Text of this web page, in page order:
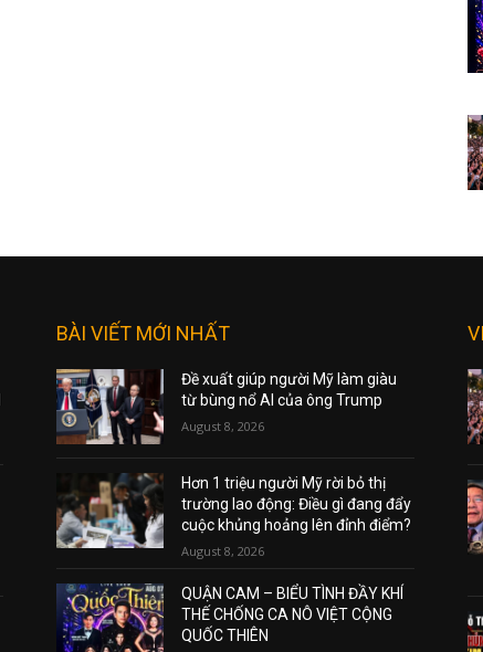
BÀI VIẾT MỚI NHẤT
Đề xuất giúp người Mỹ làm giàu
từ bùng nổ AI của ông Trump
August 8, 2026
Hơn 1 triệu người Mỹ rời bỏ thị
trường lao động: Điều gì đang đẩy
cuộc khủng hoảng lên đỉnh điểm?
August 8, 2026
QUẬN CAM – BIỂU TÌNH ĐẦY KHÍ
THẾ CHỐNG CA NÔ VIỆT CỘNG
QUỐC THIÊN